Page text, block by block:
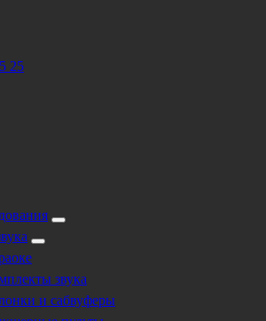
25
мероприятий
звука
и сабвуферы